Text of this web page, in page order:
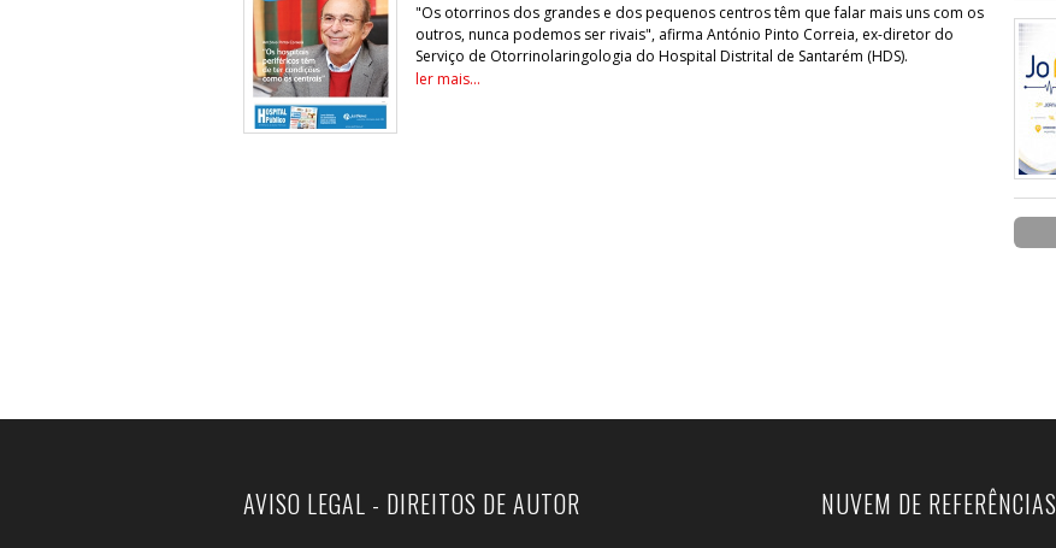
"Os otorrinos dos grandes e dos pequenos centros têm que falar mais uns com os
outros, nunca podemos ser rivais", afirma António Pinto Correia, ex-diretor do
Serviço de Otorrinolaringologia do Hospital Distrital de Santarém (HDS).
ler mais...
AVISO LEGAL - DIREITOS DE AUTOR NUVEM DE REFERÊNCIAS